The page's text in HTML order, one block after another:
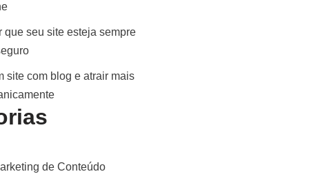
que seu site esteja sempre
site com blog e atrair mais
de Conteúdo